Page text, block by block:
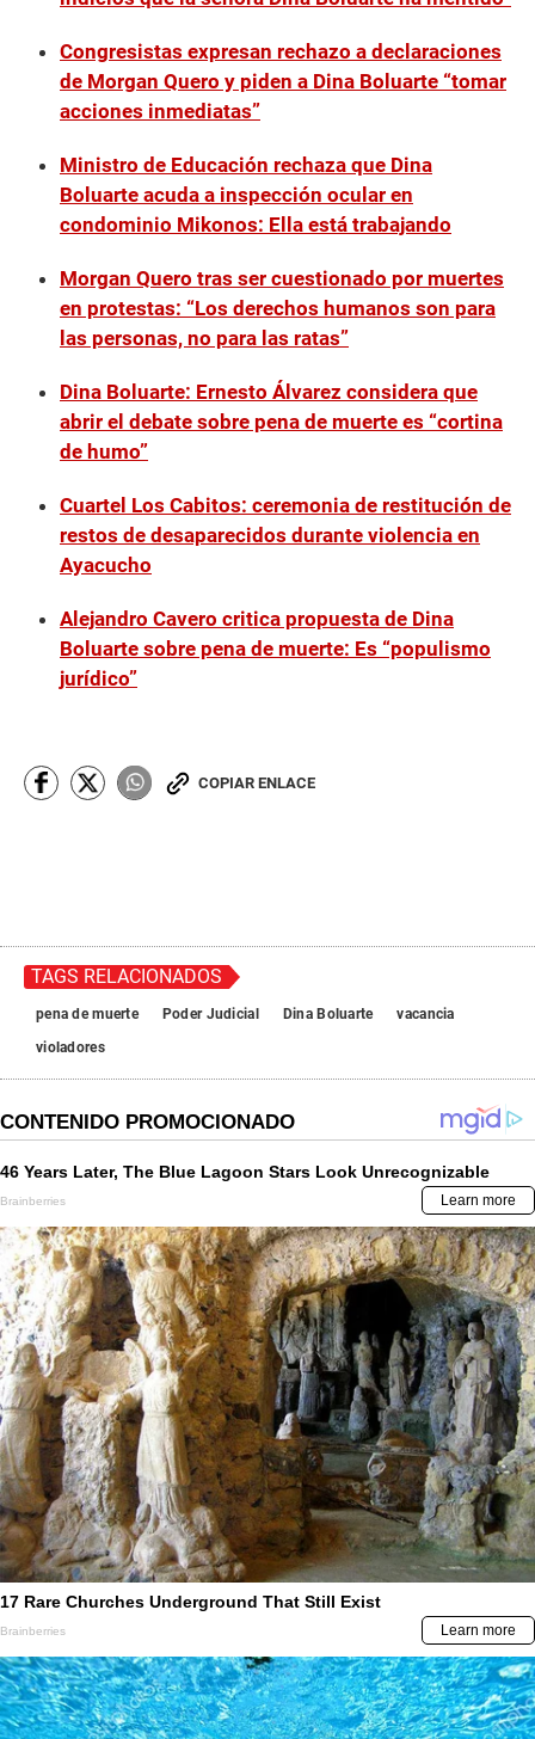
Congresistas expresan rechazo a declaraciones
de Morgan Quero y piden a Dina Boluarte “tomar
acciones inmediatas”
Ministro de Educación rechaza que Dina
Boluarte acuda a inspección ocular en
condominio Mikonos: Ella está trabajando
Morgan Quero tras ser cuestionado por muertes
en protestas: “Los derechos humanos son para
las personas, no para las ratas”
Dina Boluarte: Ernesto Álvarez considera que
abrir el debate sobre pena de muerte es “cortina
de humo”
Cuartel Los Cabitos: ceremonia de restitución de
restos de desaparecidos durante violencia en
Ayacucho
Alejandro Cavero critica propuesta de Dina
Boluarte sobre pena de muerte: Es “populismo
jurídico”
COPIAR ENLACE
TAGS RELACIONADOS
pena de muerte Poder Judicial Dina Boluarte
vacancia
violadores